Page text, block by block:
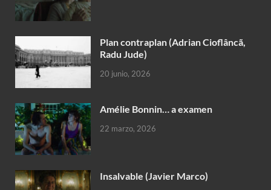
Plan contraplan (Adrian Cioflâncã,
Radu Jude)
20 junio, 2026
Amélie Bonnin… a examen
22 marzo, 2026
Insalvable (Javier Marco)